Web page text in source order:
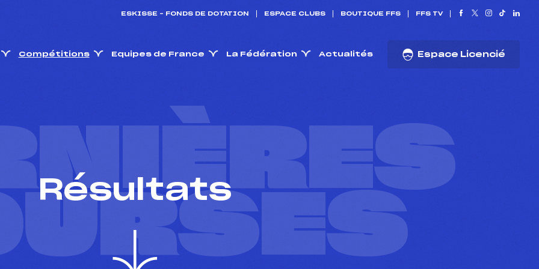
ESKISSE – FONDS DE DOTATION ESPACE CLUBS BOUTIQUE FFS FFS TV
Compétitions Equipes de France La Fédération Actualités Espace Licencié
Résultats